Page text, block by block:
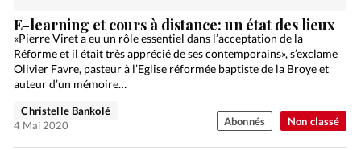
Non classé
E-learning et cours à distance: un état des lieux
«Pierre Viret a eu un rôle essentiel dans l’acceptation de la
Réforme et il était très apprécié de ses contemporains», s’exclame
Olivier Favre, pasteur à l’Eglise réformée baptiste de la Broye et
auteur d’un mémoire…
Christelle Bankolé
4 Mai 2020
Abonnés